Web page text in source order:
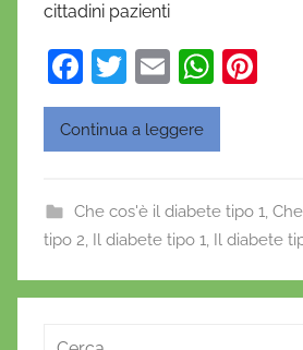
'
r
i
cittadini pazienti
F
a
c
b
o
o
k
T
w
itt
E
m
ai
W
h
A
p
p
st
Continua a leggere
Che cos'è il diabete tipo 1,
tipo 2, Il diabete tipo 1, Il diabete
Ricerca